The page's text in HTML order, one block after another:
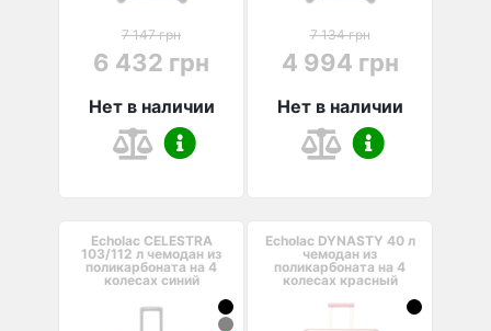
7 147 грн
6 432 грн
Нет в наличии
7 134 грн
4 994 грн
Нет в наличии
Echolac CELESTRA
103/112 л чемодан из
поликарбоната на 4
колесах синий
Echolac DYNASTY 40 л
чемодан из
поликарбоната на 4
колесах красный